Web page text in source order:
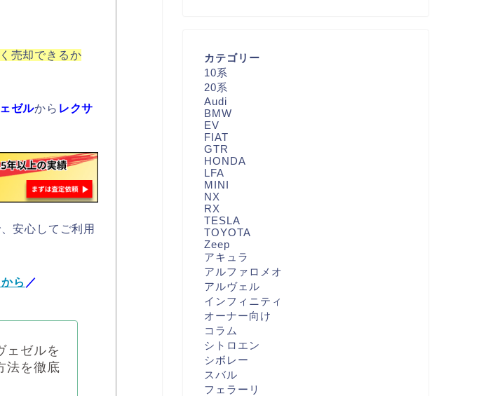
売却できるか
ゼルから レクサ
安心してご利用
ら ／
ェゼルを
法を徹底
カテゴリー
10系
20系
Audi
BMW
EV
FIAT
GTR
HONDA
LFA
MINI
NX
RX
TESLA
TOYOTA
Zeep
アキュラ
アルファロメオ
アルヴェル
インフィニティ
オーナー向け
コラム
シトロエン
シボレー
スバル
フェラーリ